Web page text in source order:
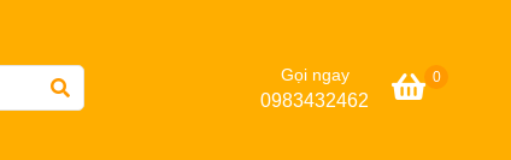
Gọi ngay
0983432462
0